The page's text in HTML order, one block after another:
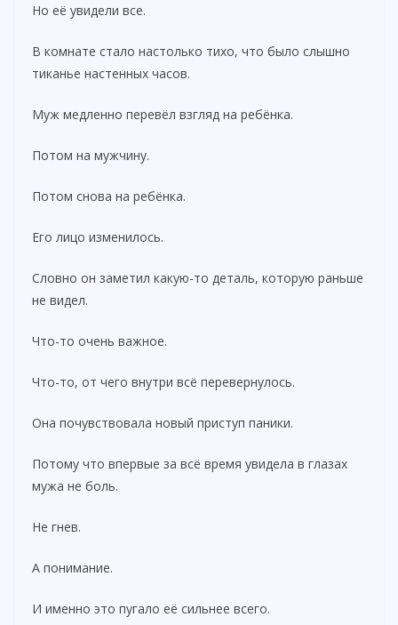
Но её увидели все.
В комнате стало настолько тихо, что было слышно
тиканье настенных часов.
Муж медленно перевёл взгляд на ребёнка.
Потом на мужчину.
Потом снова на ребёнка.
Его лицо изменилось.
Словно он заметил какую-то деталь, которую раньше
не видел.
Что-то очень важное.
Что-то, от чего внутри всё перевернулось.
Она почувствовала новый приступ паники.
Потому что впервые за всё время увидела в глазах
мужа не боль.
Не гнев.
А понимание.
И именно это пугало её сильнее всего.